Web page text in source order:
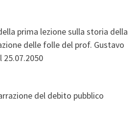
prima lezione sulla storia della
delle folle del prof. Gustavo
25.07.2050
del debito pubblico